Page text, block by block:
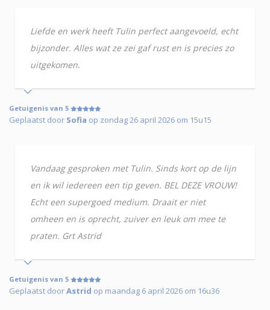
Liefde en werk heeft Tulin perfect aangevoeld, echt
bijzonder. Alles wat ze zei gaf rust en is precies zo
uitgekomen.
Getuigenis van 5
Geplaatst door Sofia op zondag 26 april 2026 om 15u15
Vandaag gesproken met Tulin. Sinds kort op de lijn
en ik wil iedereen een tip geven. BEL DEZE VROUW!
Echt een supergoed medium. Draait er niet
omheen en is oprecht, zuiver en leuk om mee te
praten. Grt Astrid
Getuigenis van 5
Geplaatst doorAstrid op maandag 6 april 2026 om 16u36